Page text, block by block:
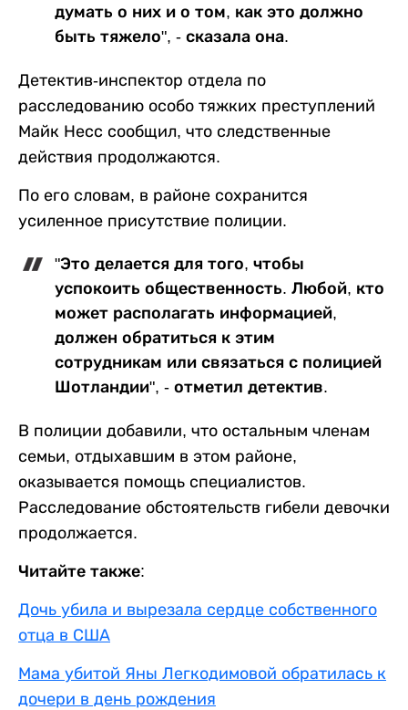
думать о них и о том, как это должно
быть тяжело", - сказала она.
Детектив-инспектор отдела по
расследованию особо тяжких преступлений
Майк Несс сообщил, что следственные
действия продолжаются.
По его словам, в районе сохранится
усиленное присутствие полиции.
"Это делается для того, чтобы
успокоить общественность. Любой, кто
может располагать информацией,
должен обратиться к этим
сотрудникам или связаться с полицией
Шотландии", - отметил детектив.
В полиции добавили, что остальным членам
семьи, отдыхавшим в этом районе,
оказывается помощь специалистов.
Расследование обстоятельств гибели девочки
продолжается.
Читайте также:
Дочь убила и вырезала сердце собственного
отца в США
Мама убитой Яны Легкодимовой обратилась к
дочери в день рождения